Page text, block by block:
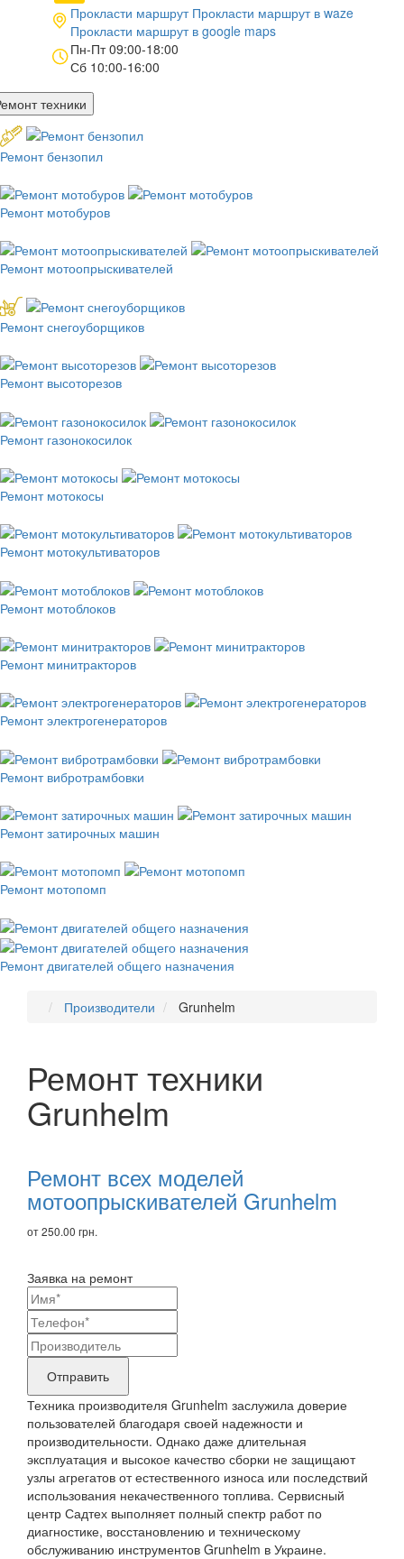
Прокласти маршрут Прокласти маршрут в waze
Прокласти маршрут в google maps
Пн-Пт 09:00-18:00
Сб 10:00-16:00
техники
Ремонт бензопил
Ремонт мотобуров
Ремонт мотоопрыскивателей
Ремонт снегоуборщиков
Ремонт высоторезов
Ремонт газонокосилок
Ремонт мотокосы
Ремонт мотокультиваторов
Ремонт мотоблоков
Ремонт минитракторов
Ремонт электрогенераторов
Ремонт вибротрамбовки
Ремонт затирочных машин
Ремонт мотопомп
Ремонт двигателей общего назначения
Производители Grunhelm
Ремонт техники
Grunhelm
товары
Ремонт всех моделей
мотоопрыскивателей Grunhelm
от 250.00 грн.
Заявка на ремонт
Ваши
контактные
данные
Название
бренда
продукта,
требующего
ремонта
Отправить
Техника производителя Grunhelm заслужила доверие
пользователей благодаря своей надежности и
производительности. Однако даже длительная
эксплуатация и высокое качество сборки не защищают
узлы агрегатов от естественного износа или последствий
использования некачественного топлива. Сервисный
центр Садтех выполняет полный спектр работ по
диагностике, восстановлению и техническому
обслуживанию инструментов Grunhelm в Украине.